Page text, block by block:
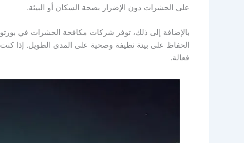
على الحشرات دون الإضرار بصحة السكان أو البيئة.
بالإضافة إلى ذلك، توفر شركات مكافحة الحشرات في
الحفاظ على بيئة نظيفة وصحية على المدى الطويل. إذا
فعالة.